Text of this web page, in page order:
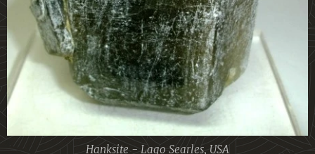
Hanksite - Lago Searles, USA